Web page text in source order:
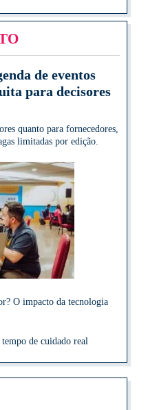
de eventos
para decisores
quanto para fornecedores,
limitadas por edição.
O impacto da tecnologia
tempo de cuidado real